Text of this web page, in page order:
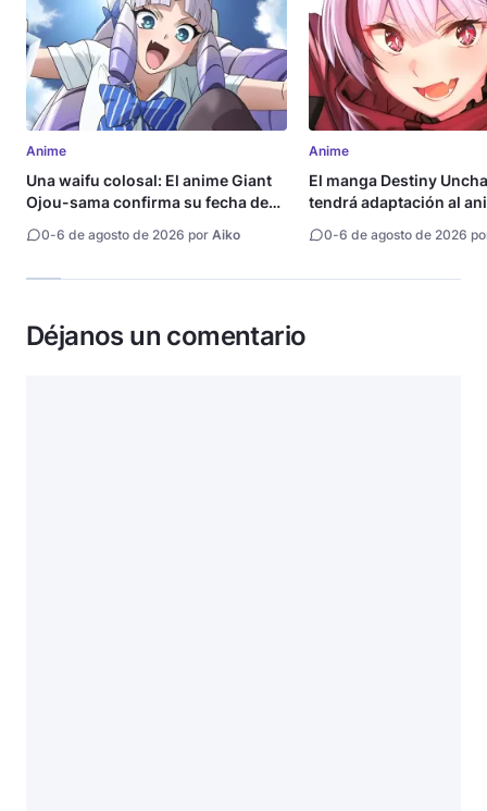
Anime
Una waifu colosal: El anime Giant
Ojou-sama confirma su fecha de
0-6 de agosto de 2026 por Aiko
Anime
El manga Destiny
tendrá adaptación al
0-6 de agosto de 2026
Déjanos un comentario